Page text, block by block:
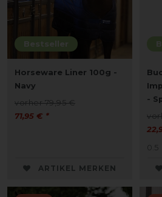
Bestseller
Horseware Liner 100g -
Navy
vorher 79,95 €
71,95 € *
ARTIKEL MERKEN
-
0.5